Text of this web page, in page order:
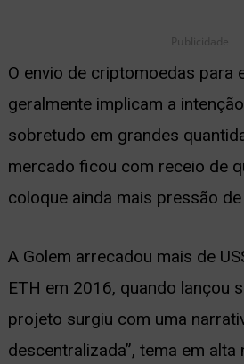
Publicidade
O envio de criptomoedas para
geralmente implicam a
sobretudo em grandes
mercado ficou com receio de
coloque ainda mais pressão
A Golem arrecadou mais de
ETH em 2016, quando lançou
projeto surgiu com uma
descentralizada”, tema em alta